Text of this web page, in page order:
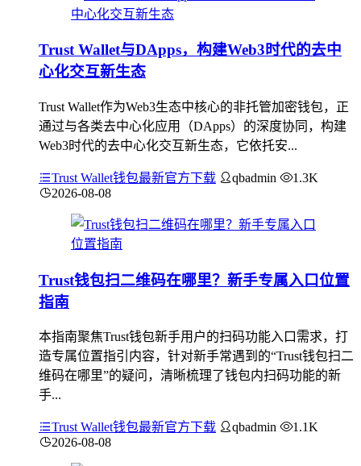
Trust Wallet与DApps，构建Web3时代的去中
心化交互新生态
Trust Wallet作为Web3生态中核心的非托管加密钱包，正
通过与各类去中心化应用（DApps）的深度协同，构建
Web3时代的去中心化交互新生态，它依托安...
Trust Wallet钱包最新官方下载 qbadmin
1.3K
2026-08-08
Trust钱包扫二维码在哪里？新手专属入口位置
指南
本指南聚焦Trust钱包新手用户的扫码功能入口需求，打
造专属位置指引内容，针对新手常遇到的“Trust钱包扫二
维码在哪里”的疑问，清晰梳理了钱包内扫码功能的新
手...
Trust Wallet钱包最新官方下载 qbadmin
1.1K
2026-08-08